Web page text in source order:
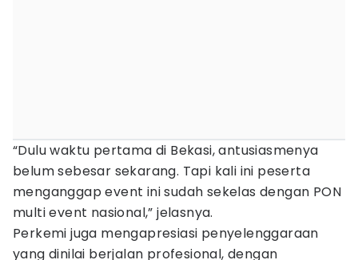
“Dulu waktu pertama di Bekasi, antusiasmenya
belum sebesar sekarang. Tapi kali ini peserta
menganggap event ini sudah sekelas dengan PON
multi event nasional,” jelasnya.
Perkemi juga mengapresiasi penyelenggaraan
yang dinilai berjalan profesional, dengan